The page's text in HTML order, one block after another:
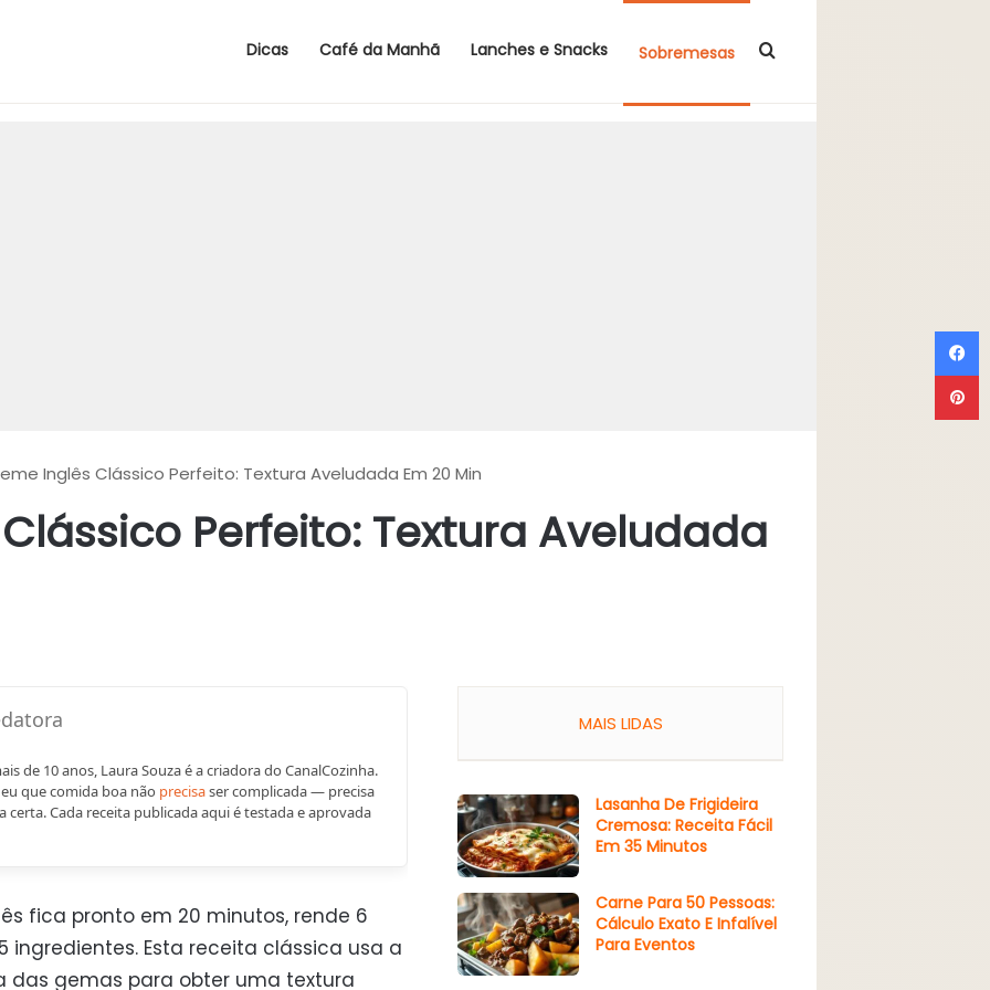
Dicas Café da Manhã Lanches e Snacks Sobremesas Procurar por
Inglês Clássico Perfeito: Textura Aveludada Em 20 Min
Perfeito: Textura Aveludada
de 10 anos, Laura Souza é a criadora do CanalCozinha.
que comida boa não precisaser complicada — precisa
certa. Cada receita publicada aqui é testada e aprovada
fica pronto em 20 minutos, rende 6
ingredientes. Esta receita clássica usa a
gemas para obter uma textura
MAIS LIDAS
Lasanha De Frigideira
Cremosa: Receita Fácil
Em 35 Minutos
Carne Para 50 Pessoas:
Cálculo Exato E Infalível
Para Eventos